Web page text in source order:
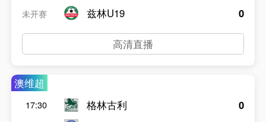
未开赛
兹林U19
0
高清直播
澳维超
17:30
格林古利
0